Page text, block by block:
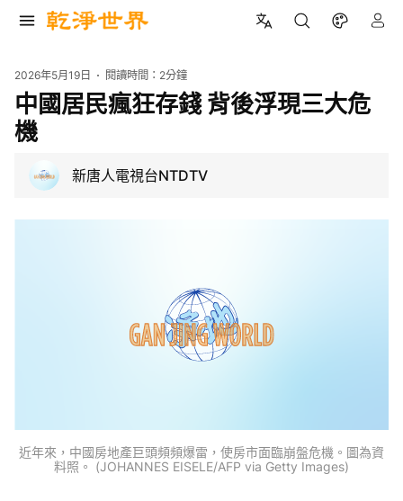
2026年5月19日 閱讀時間： 2分鐘
中國居民瘋狂存錢 背後浮現三大危
機
新唐人電視台NTDTV
近年來，中國房地產巨頭頻頻爆雷，使房市面臨崩盤危機。圖為資
料照。 (JOHANNES EISELE/AFP via Getty Images)